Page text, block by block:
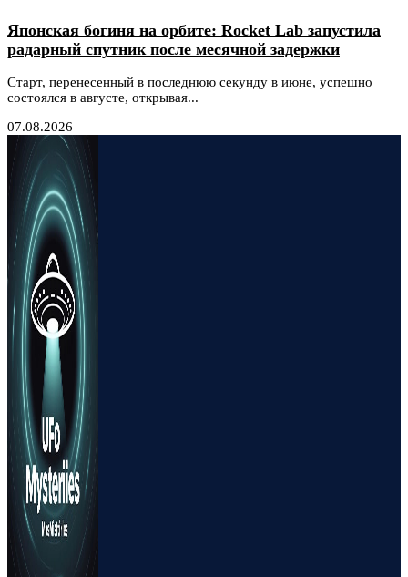
Японская богиня на орбите: Rocket Lab запустила
радарный спутник после месячной задержки
Старт, перенесенный в последнюю секунду в июне, успешно
состоялся в августе, открывая...
07.08.2026